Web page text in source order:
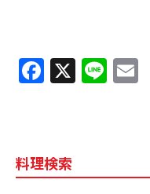
F
a
b
X Li
n
料理検索